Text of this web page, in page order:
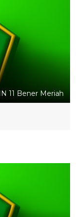
11 Bener Meriah